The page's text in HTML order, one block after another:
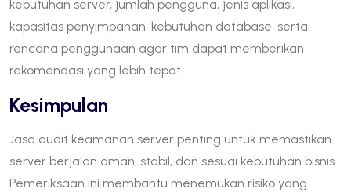
kebutuhan server, jumlah pengguna, jenis aplikasi,
kapasitas penyimpanan, kebutuhan database, serta
rencana penggunaan agar tim dapat memberikan
rekomendasi yang lebih tepat.
Kesimpulan
Jasa audit keamanan server penting untuk memastikan
server berjalan aman, stabil, dan sesuai kebutuhan bisnis.
Pemeriksaan ini membantu menemukan risiko yang